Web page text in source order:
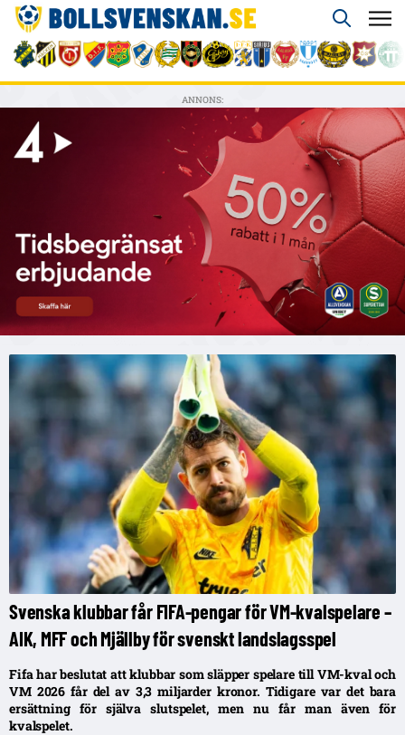
ANNONS:
Svenska klubbar får FIFA-pengar för VM-kvalspelare –
AIK, MFF och Mjällby för svenskt landslagsspel
Fifa har beslutat att klubbar som släpper spelare till VM-kval och
VM 2026 får del av 3,3 miljarder kronor. Tidigare var det bara
ersättning för själva slutspelet, men nu får man även för
kvalspelet.